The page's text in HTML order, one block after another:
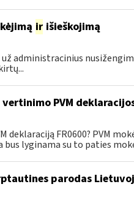
irišieškojimą
administracinius
vertinimo PVM
deklaraciją FR0600? PVM
bus lyginama su to paties
parodas